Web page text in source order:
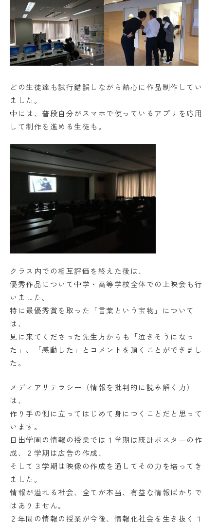
日出学園同窓会 ひので会 瑞穂会
このサイトについて
個人情報の取り扱いについて
どの生徒達も試行錯誤しながら熱心に作品制作してい
ました。
中には、普段自分がスマホで使っているアプリを応用
して制作を進める生徒も。
クラス内での相互評価を終えた後は、
優秀作品について中学・高等学校全体での上映会も行
いました。
特に最優秀賞を取った「言葉という宝物」について
は、
見に来てくださった先生方からも「泣きそうになっ
た」、「感動した」とコメントを頂くことができまし
た。
メディアリテラシー（情報を批判的に読み解く力）
は、
作り手の側に立ってはじめて身につくことだと思って
います。
日出学園の情報の授業では１学期は統計ポスターの作
成、２学期は広告の作成、
そして３学期は映像の作成を通してその力を培ってき
ました。
情報が溢れる社会、全てが本当、有益な情報ばかりで
はありません。
２年間の情報の授業が今後、情報化社会を生き抜く１